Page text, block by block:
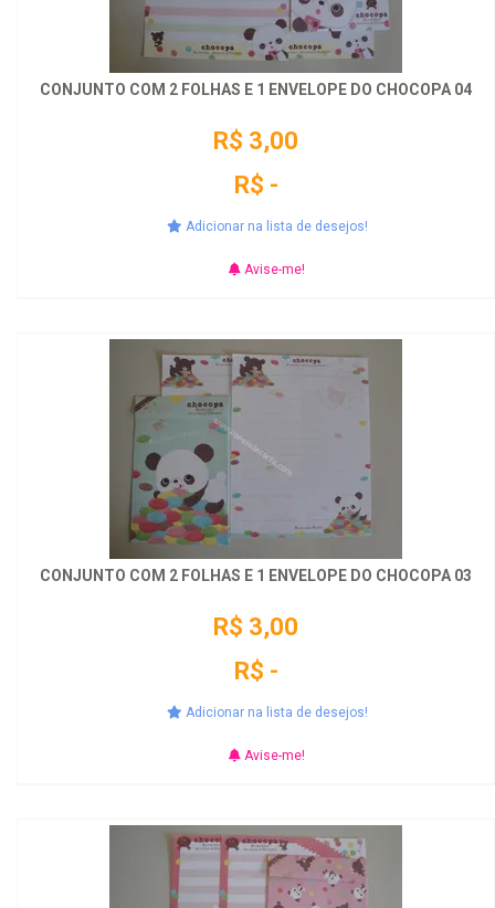
CONJUNTO COM 2 FOLHAS E 1 ENVELOPE DO CHOCOPA 04
R$ 3,00
R$ -
Adicionar na lista de desejos!
Avise-me!
CONJUNTO COM 2 FOLHAS E 1 ENVELOPE DO CHOCOPA 03
R$ 3,00
R$ -
Adicionar na lista de desejos!
Avise-me!